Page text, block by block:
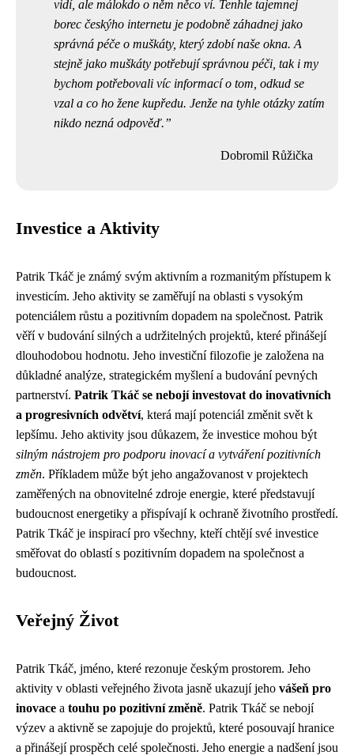
vidí, ale málokdo o něm něco ví. Tenhle tajemnej
borec českýho internetu je podobně záhadnej jako
správná péče o muškáty, který zdobí naše okna. A
stejně jako muškáty potřebují správnou péči, tak i my
bychom potřebovali víc informací o tom, odkud se
vzal a co ho žene kupředu. Jenže na tyhle otázky zatím
nikdo nezná odpověď.
Dobromil Růžička
Investice a Aktivity
Patrik Tkáč je známý svým aktivním a rozmanitým přístupem k
investicím. Jeho aktivity se zaměřují na oblasti s vysokým
potenciálem růstu a pozitivním dopadem na společnost. Patrik
věří v budování silných a udržitelných projektů, které přinášejí
dlouhodobou hodnotu. Jeho investiční filozofie je založena na
důkladné analýze, strategickém myšlení a budování pevných
partnerství. Patrik Tkáč se nebojí investovat do inovativních
a progresivních odvětví, která mají potenciál změnit svět k
lepšímu. Jeho aktivity jsou důkazem, že investice mohou být
silným nástrojem pro podporu inovací a vytváření pozitivních
změn. Příkladem může být jeho angažovanost v projektech
zaměřených na obnovitelné zdroje energie, které představují
budoucnost energetiky a přispívají k ochraně životního prostředí.
Patrik Tkáč je inspirací pro všechny, kteří chtějí své investice
směřovat do oblastí s pozitivním dopadem na společnost a
budoucnost.
Veřejný Život
Patrik Tkáč, jméno, které rezonuje českým prostorem. Jeho
aktivity v oblasti veřejného života jasně ukazují jeho vášeň pro
inovace a touhu po pozitivní změně. Patrik Tkáč se nebojí
výzev a aktivně se zapojuje do projektů, které posouvají hranice
a přinášejí prospěch celé společnosti. Jeho energie a nadšení jsou